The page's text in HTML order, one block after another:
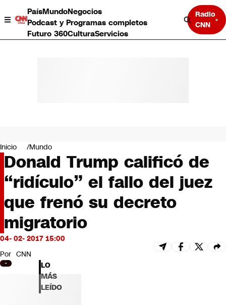
PaísMundoNegocios
Podcast y Programas completos
Futuro 360CulturaServicios
Radio
CNN
Negocios
Deportes
Programas completos
Cultura
Servicios
Bits
CNN Data
CNN tiempo
Futuro 360
Inicio Mundo
Donald Trump calificó de
“ridículo” el fallo del juez
que frenó su decreto
migratorio
04- 02- 2017 15:00
Por CNN
LO
MÁS
LEÍDO